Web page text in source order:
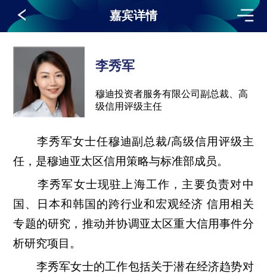
嘉宾详情
李秀军
穆迪投资者服务有限公司副总裁、高
级信用评级主任
李秀军女士任穆迪副总裁/高级信用评级主
任，是穆迪亚太区信用策略与标准部成员。
李秀军女士现驻上海工作，主要负责对中
国、日本和韩国的跨行业和宏观经济 信用相关
专题的研究，推动并协调亚太区重大信用事件分
析研究项目。
李秀军女士的工作包括关于潜在经济趋势对